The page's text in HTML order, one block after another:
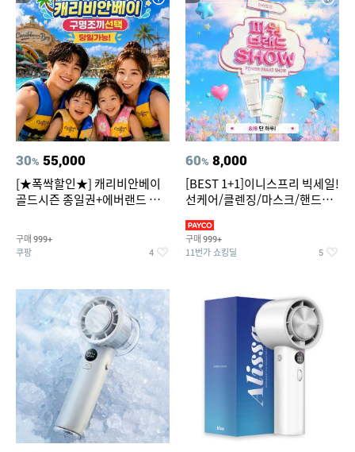
30% 55,000
[★폭싹할인★] 캐리비안베이
골드시즌 종일권+에버랜드 오
구매 999+
쿠팡 4
60% 8,000
[BEST 1+1]이니스프리 빅세일!
선케어/클렌징/마스크/핸드크
구매 999+
11번가 쇼킹딜 5